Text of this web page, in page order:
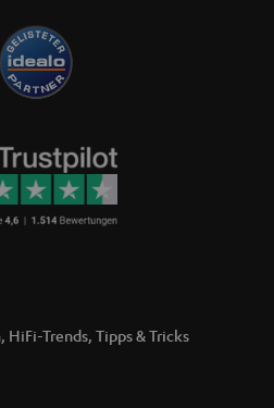
Trends, Tipps & Tricks